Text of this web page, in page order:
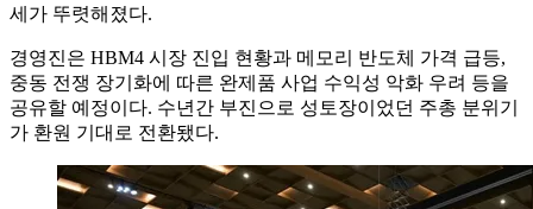
세가 뚜렷해졌다.
경영진은 HBM4 시장 진입 현황과 메모리 반도체 가격 급등,
중동 전쟁 장기화에 따른 완제품 사업 수익성 악화 우려 등을
공유할 예정이다. 수년간 부진으로 성토장이었던 주총 분위기
가 환원 기대로 전환됐다.